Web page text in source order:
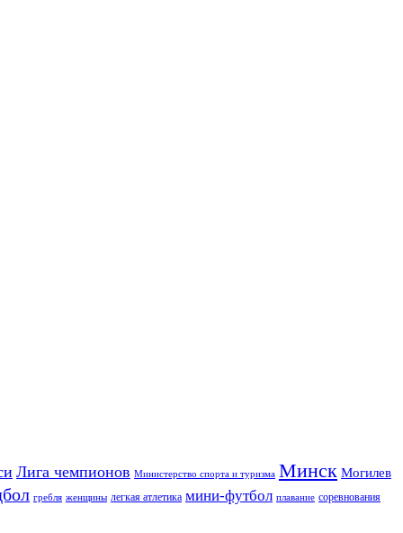
Лига чемпионов Министерство спорта и туризма Минск Могилев
гребля женщины легкая атлетика мини-футбол плавание соревнования